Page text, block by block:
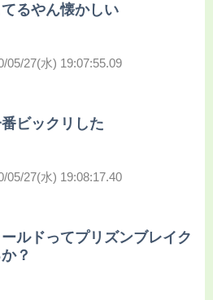
るやん懐かしい
05/27(水) 19:07:55.09
ビックリした
05/27(水) 19:08:17.40
ルドってプリズンブレイク
？